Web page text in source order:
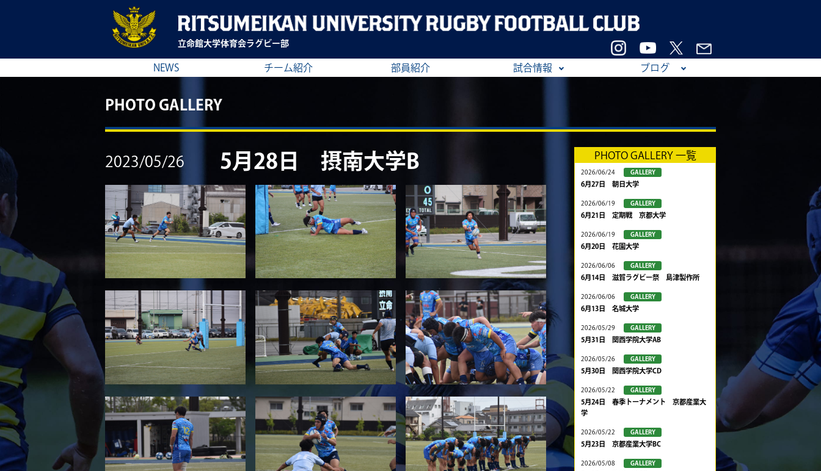
立命館大学体育会ラグビー部
NEWS チーム紹介 部員紹介 試合情報 ブログ
PHOTO GALLERY
2023/05/26 5月28日 摂南大学B PHOTO GALLERY 一覧
2026/06/24 GALLERY
6月27日 朝日大学
2026/06/19 GALLERY
6月21日 定期戦 京都大学
2026/06/19 GALLERY
6月20日 花園大学
2026/06/06 GALLERY
6月14日 滋賀ラグビー祭 島津製作所
2026/06/06 GALLERY
6月13日 名城大学
2026/05/29 GALLERY
5月31日 関西学院大学AB
2026/05/26 GALLERY
5月30日 関西学院大学CD
2026/05/22 GALLERY
5月24日 春季トーナメント 京都産業大
学
2026/05/22 GALLERY
5月23日 京都産業大学BC
2026/05/08 GALLERY